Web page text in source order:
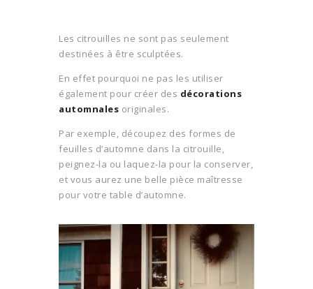
Les citrouilles ne sont pas seulement
destinées à être sculptées.
En effet pourquoi ne pas les utiliser
également pour créer des décorations
automnales originales.
Par exemple, découpez des formes de
feuilles d’automne dans la citrouille,
peignez-la ou laquez-la pour la conserver,
et vous aurez une belle pièce maîtresse
pour votre table d’automne.